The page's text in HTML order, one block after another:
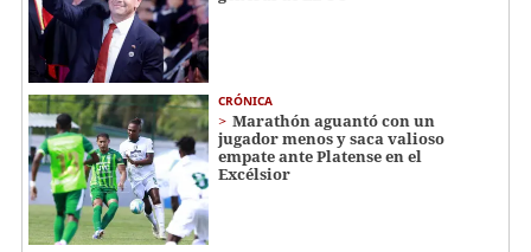
CRÓNICA
Marathón aguantó con un
jugador menos y saca valioso
empate ante Platense en el
Excélsior